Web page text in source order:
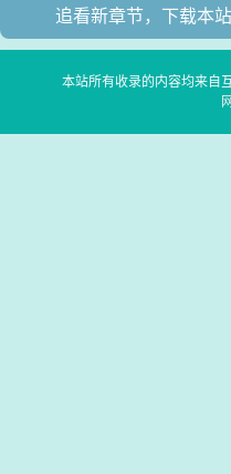
追看新章节，下载本
本站所有收录的内容均来自